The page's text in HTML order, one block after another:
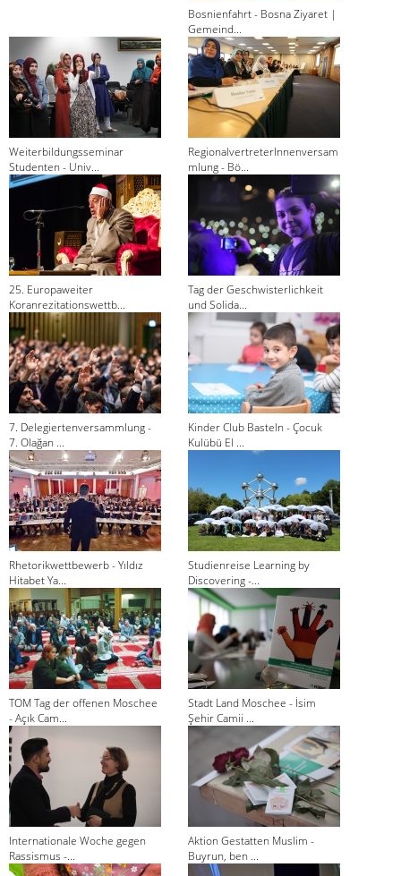
Bosnienfahrt - Bosna Ziyaret |
Gemeind...
Weiterbildungsseminar
Studenten - Univ...
RegionalvertreterInnenversam
mlung - Bö...
25. Europaweiter
Koranrezitationswettb...
Tag der Geschwisterlichkeit
und Solida...
7. Delegiertenversammlung -
7. Olağan ...
Kinder Club Basteln - Çocuk
Kulübü El ...
Rhetorikwettbewerb - Yıldız
Hitabet Ya...
Studienreise Learning by
Discovering -...
TOM Tag der offenen Moschee
- Açık Cam...
Stadt Land Moschee - İsim
Şehir Camii ...
Internationale Woche gegen
Rassismus -...
Aktion Gestatten Muslim -
Buyrun, ben ...